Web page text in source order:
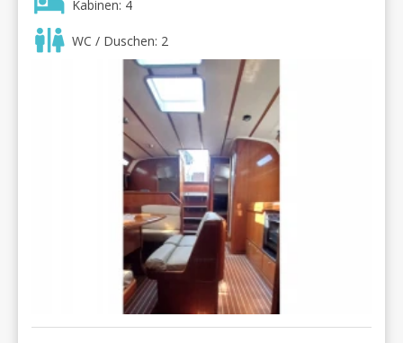
Kabinen: 4
WC / Duschen: 2